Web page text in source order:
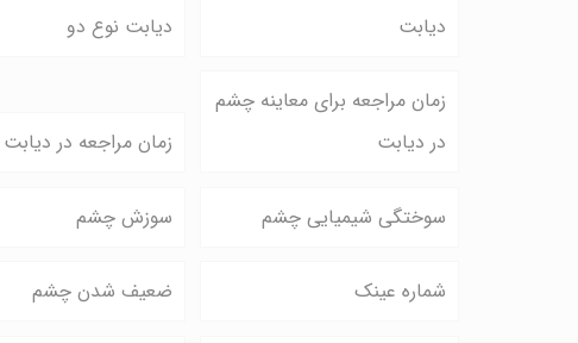
دیابت دیابت نوع دو
زمان مراجعه برای معاینه چشم
در دیابت
زمان مراجعه در دیابت
سوختگی شیمیایی چشم سوزش چشم
شماره عینک ضعیف شدن چشم